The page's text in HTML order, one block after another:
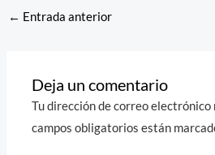
← Entrada anterior
Deja un comentario
Tu dirección de correo electrónico
campos obligatorios están